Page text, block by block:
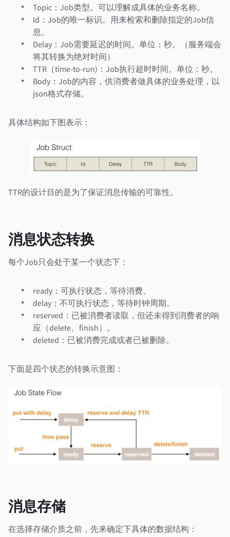
Topic：Job类型。可以理解成具体的业务名称。
Id：Job的唯一标识。用来检索和删除指定的Job信
息。
Delay：Job需要延迟的时间。单位：秒。（服务端会
将其转换为绝对时间）
TTR（time-to-run)：Job执行超时时间。单位：秒。
Body：Job的内容，供消费者做具体的业务处理，以
json格式存储。
具体结构如下图表示：
TTR的设计目的是为了保证消息传输的可靠性。
消息状态转换
每个Job只会处于某一个状态下：
ready：可执行状态，等待消费。
delay：不可执行状态，等待时钟周期。
reserved：已被消费者读取，但还未得到消费者的响
应（delete、finish）。
deleted：已被消费完成或者已被删除。
下面是四个状态的转换示意图：
消息存储
在选择存储介质之前，先来确定下具体的数据结构：